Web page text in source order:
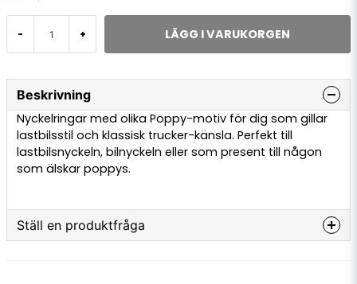
- + LÄGG I VARUKORGEN
Beskrivning
Nyckelringar med olika Poppy-motiv för dig som gillar
lastbilsstil och klassisk trucker-känsla. Perfekt till
lastbilsnyckeln, bilnyckeln eller som present till någon
som älskar poppys.
Ställ en produktfråga